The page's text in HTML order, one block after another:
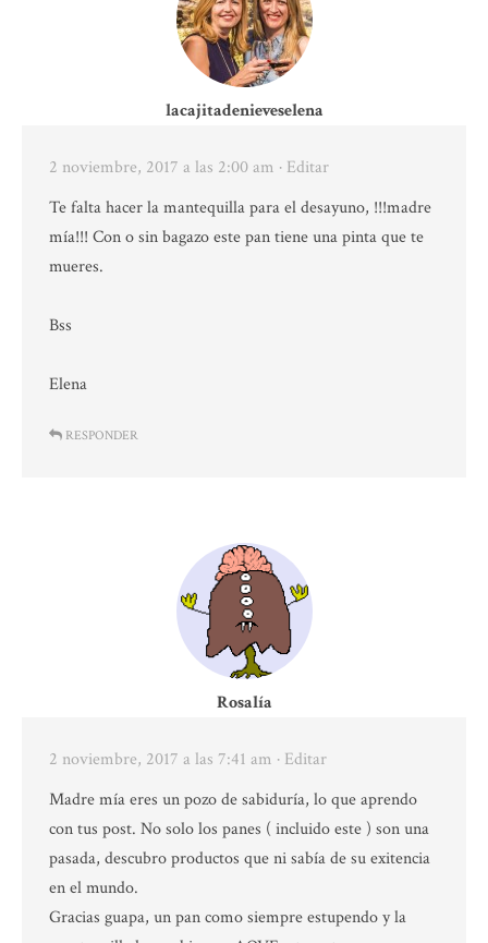
lacajitadenieveselena
2 noviembre, 2017 a las 2:00 am · Editar
Te falta hacer la mantequilla para el desayuno, !!!madre
mía!!! Con o sin bagazo este pan tiene una pinta que te
mueres.
Bss
Elena
RESPONDER
Rosalía
2 noviembre, 2017 a las 7:41 am · Editar
Madre mía eres un pozo de sabiduría, lo que aprendo
con tus post. No solo los panes ( incluido este ) son una
pasada, descubro productos que ni sabía de su exitencia
en el mundo.
Gracias guapa, un pan como siempre estupendo y la